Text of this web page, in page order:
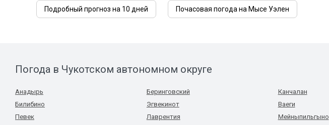
Подробный прогноз на 10 дней Почасовая погода на Мысе Уэлен
Погода в Чукотском автономном округе
Анадырь
Билибино
Певек
Беринговский
Эгвекинот
Лаврентия
Канчалан
Ваеги
Мейныпильгыно